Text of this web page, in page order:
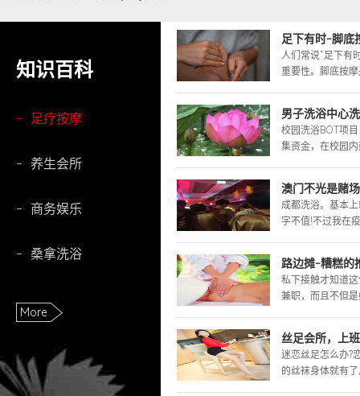
知识百科
- 足疗按摩
- 养生会所
- 商务娱乐
- 桑拿洗浴
More
足下有时-脚底
人们常说“足下有
重要性。脚底按
男子洗浴中心
校园洗浴BOT项
集资金，在校园
澳门不光是赌
成都洗浴。基本
字不值!不过我在
路边摊-糟糕的
私下接触才知道
兼职，而且不但
丝足会所，上
迷恋丝足怎么办?
的丝袜身体就有